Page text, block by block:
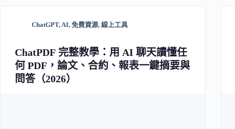
ChatGPT, AI, 免費資源, 線上工具
ChatPDF 完整教學：用 AI 聊天讀懂任
何 PDF，論文、合約、報表一鍵摘要與
問答（2026）